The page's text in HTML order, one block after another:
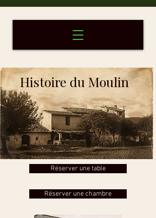
Histoire du Moulin
Réserver une table
Réserver une chambre